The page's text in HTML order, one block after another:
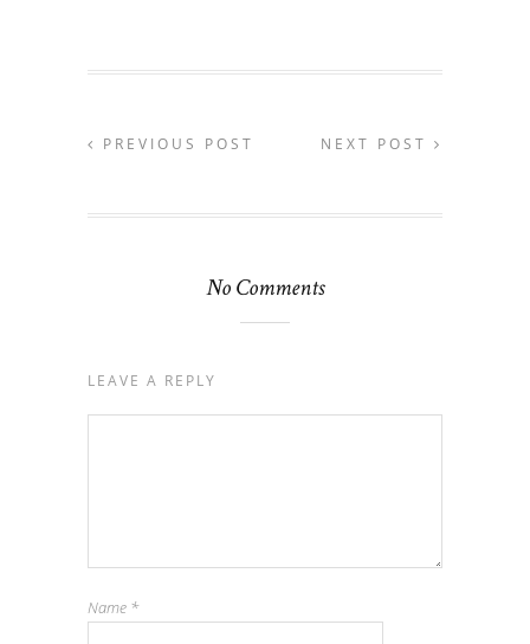
PREVIOUS POST NEXT POST
No Comments
LEAVE A REPLY
Name *